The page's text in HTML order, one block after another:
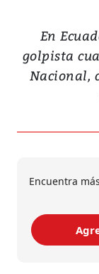
En
golpista
Nacional,
Encuentra